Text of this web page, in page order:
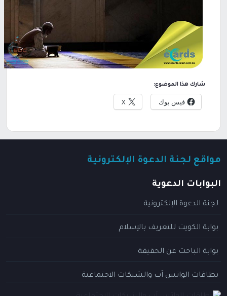
شارك هذا الموضوع:
فيس بوك X
مواقع لجنة الدعوة الإلكترونية
البوابات الدعوية
لجنة الدعوة الإلكترونية
بوابة الكويت للتعريف بالإسلام
بوابة الباحث عن الحقيقة
بطاقات الواتس آب والشبكات الاجتماعية